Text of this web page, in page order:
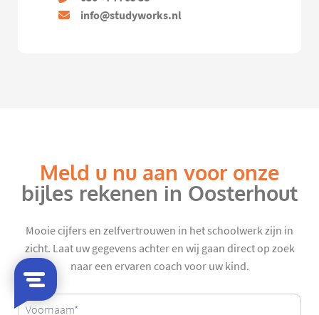
info@studyworks.nl
Meld u nu aan voor onze
bijles rekenen in Oosterhout
Mooie cijfers en zelfvertrouwen in het schoolwerk zijn in
zicht. Laat uw gegevens achter en wij gaan direct op zoek
naar een ervaren coach voor uw kind.